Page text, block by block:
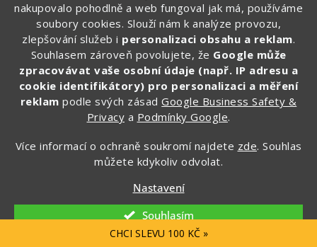
nakupovalo pohodlně a web fungoval jak má, používáme
soubory cookies. Slouží nám k analýze provozu,
zlepšování služeb i personalizaci obsahu a reklam.
Souhlasem zároveň povolujete, že Google může
zpracovávat vaše osobní údaje (např. IP adresu a
cookie identifikátory) pro personalizaci a měření
reklam podle svých zásadGoogle Business Safety &
Privacy a Podmínky Google.
Více informací o ochraně soukromí najdete zde. Souhlas
můžete kdykoliv odvolat.
Nastavení
Souhlasím
13. Google Maps, Mapy.cz, Waze, Maps.me |
Navigace, ať jste v cíli včas
Výběr té nejlepší navigační aplikace na cestování
necháme na vás. I proto jsme zde zmínili všechny
nejpoužívanější. My to však máme rozdělené
jasně. Stále jsme fanouškem Google Maps, které
používáme při plánování dovolené i navigaci po
označit plánovaná místa srdíčky, vlaječkami nebo hvězdičkami.
Nedáme však dopustit ani na Mapy.cz, které nás nejednou
zachránili na méně frekventovaných místech nebo na treku
GoogleMaps na stiahnutie tu:
Google Play
Mapy.cz na stiahnutie tu:Google Play|Apple Store
CHCI SLEVU 100 KČ »